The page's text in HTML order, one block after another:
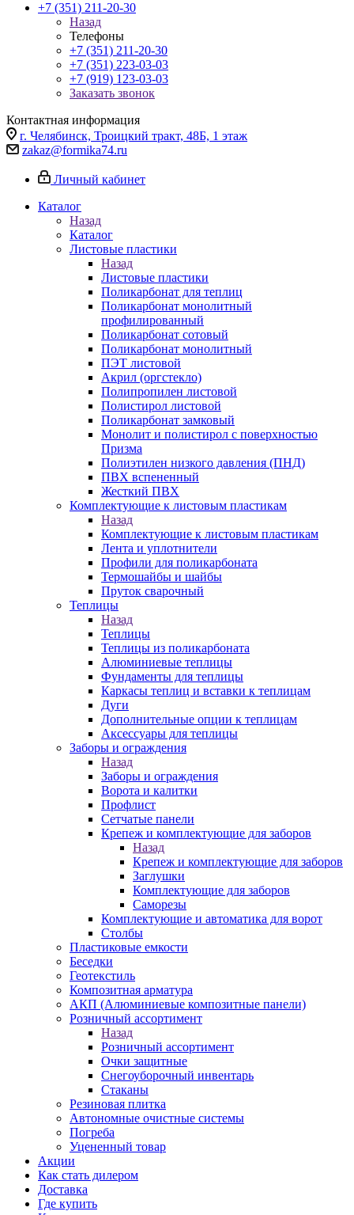
+7 (351) 211-20-30
Назад
Телефоны
+7 (351) 211-20-30
+7 (351) 223-03-03
+7 (919) 123-03-03
Заказать звонок
Контактная информация
г. Челябинск, Троицкий тракт, 48Б, 1 этаж
zakaz@formika74.ru
Личный кабинет
Каталог
Назад
Каталог
Листовые пластики
Назад
Листовые пластики
Поликарбонат для теплиц
Поликарбонат монолитный
профилированный
Поликарбонат сотовый
Поликарбонат монолитный
ПЭТ листовой
Акрил (оргстекло)
Полипропилен листовой
Полистирол листовой
Поликарбонат замковый
Монолит и полистирол с поверхностью
Призма
Полиэтилен низкого давления (ПНД)
ПВХ вспененный
Жесткий ПВХ
Комплектующие к листовым пластикам
Назад
Комплектующие к листовым пластикам
Лента и уплотнители
Профили для поликарбоната
Термошайбы и шайбы
Пруток сварочный
Теплицы
Назад
Теплицы
Теплицы из поликарбоната
Алюминиевые теплицы
Фундаменты для теплицы
Каркасы теплиц и вставки к теплицам
Дуги
Дополнительные опции к теплицам
Аксессуары для теплицы
Заборы и ограждения
Назад
Заборы и ограждения
Ворота и калитки
Профлист
Сетчатые панели
Крепеж и комплектующие для заборов
Назад
Крепеж и комплектующие для заборов
Заглушки
Комплектующие для заборов
Саморезы
Комплектующие и автоматика для ворот
Столбы
Пластиковые емкости
Беседки
Геотекстиль
Композитная арматура
АКП (Алюминиевые композитные панели)
Розничный ассортимент
Назад
Розничный ассортимент
Очки защитные
Снегоуборочный инвентарь
Стаканы
Резиновая плитка
Автономные очистные системы
Погреба
Уцененный товар
Акции
Как стать дилером
Доставка
Где купить